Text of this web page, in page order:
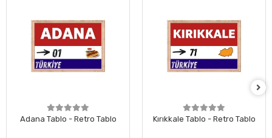
Adana Tablo - Retro Tablo Kırıkkale Tablo - Retro Tablo